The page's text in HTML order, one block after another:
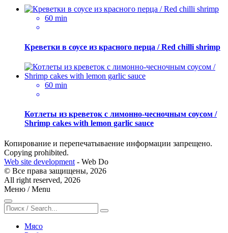
60 min
Креветки в соусе из красного перца / Red chilli shrimp
60 min
Котлеты из креветок с лимонно-чесночным соусом /
Shrimp cakes with lemon garlic sauce
Копирование и перепечатываение информации запрещено.
Сopying prohibited.
Web site development - Web Do
© Все права защищены, 2026
All right reserved, 2026
Меню / Menu
Мясо